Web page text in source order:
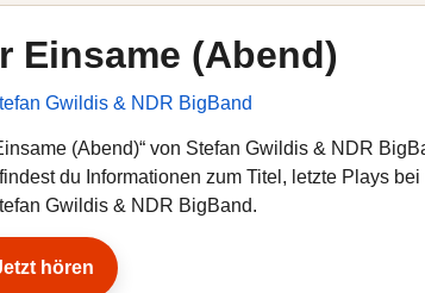
Einsame (Abend)
Gwildis & NDR BigBand
(Abend)“ von Stefan Gwildis & NDR
du Informationen zum Titel, letzte Plays
Gwildis & NDR BigBand.
hören